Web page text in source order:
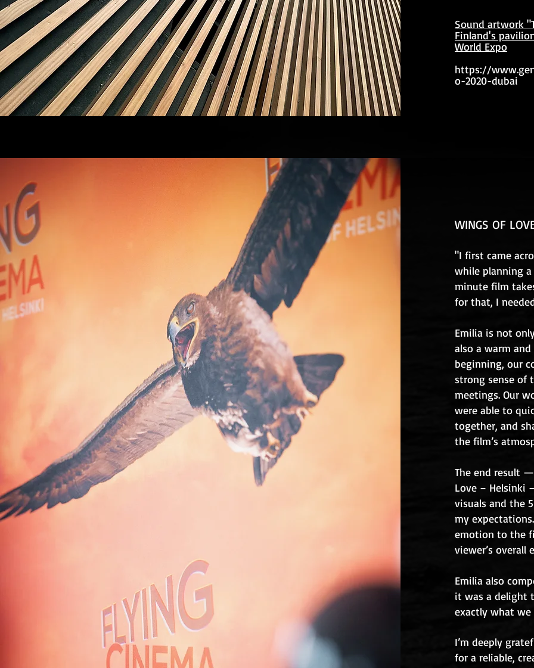
Sound artwork
Finland's
World Expo
https://
o-2020-dubai
WINGS OF
"I first came
while planning a
minute film
for that, I
Emilia is not
also a warm
beginning, our
strong sense of
meetings. Our
were able to
together, and
the film’s
The end result
Love – Helsinki
visuals and the
my
emotion to the
viewer’s overall
Emilia also
it was a delight
exactly what we
I’m deeply
for a reliable,